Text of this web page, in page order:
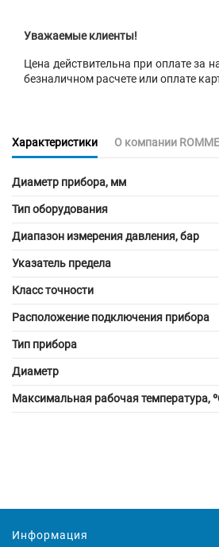
Уважаемые клиенты!
Цена действительна при оплате за
безналичном расчете или оплате
Характеристики О компании
Диаметр прибора, мм
Тип оборудования
Диапазон измерения давления, бар
Указатель предела
Класс точности
Расположение подключения прибора
Тип прибора
Диаметр
Максимальная рабочая температура,
Информация